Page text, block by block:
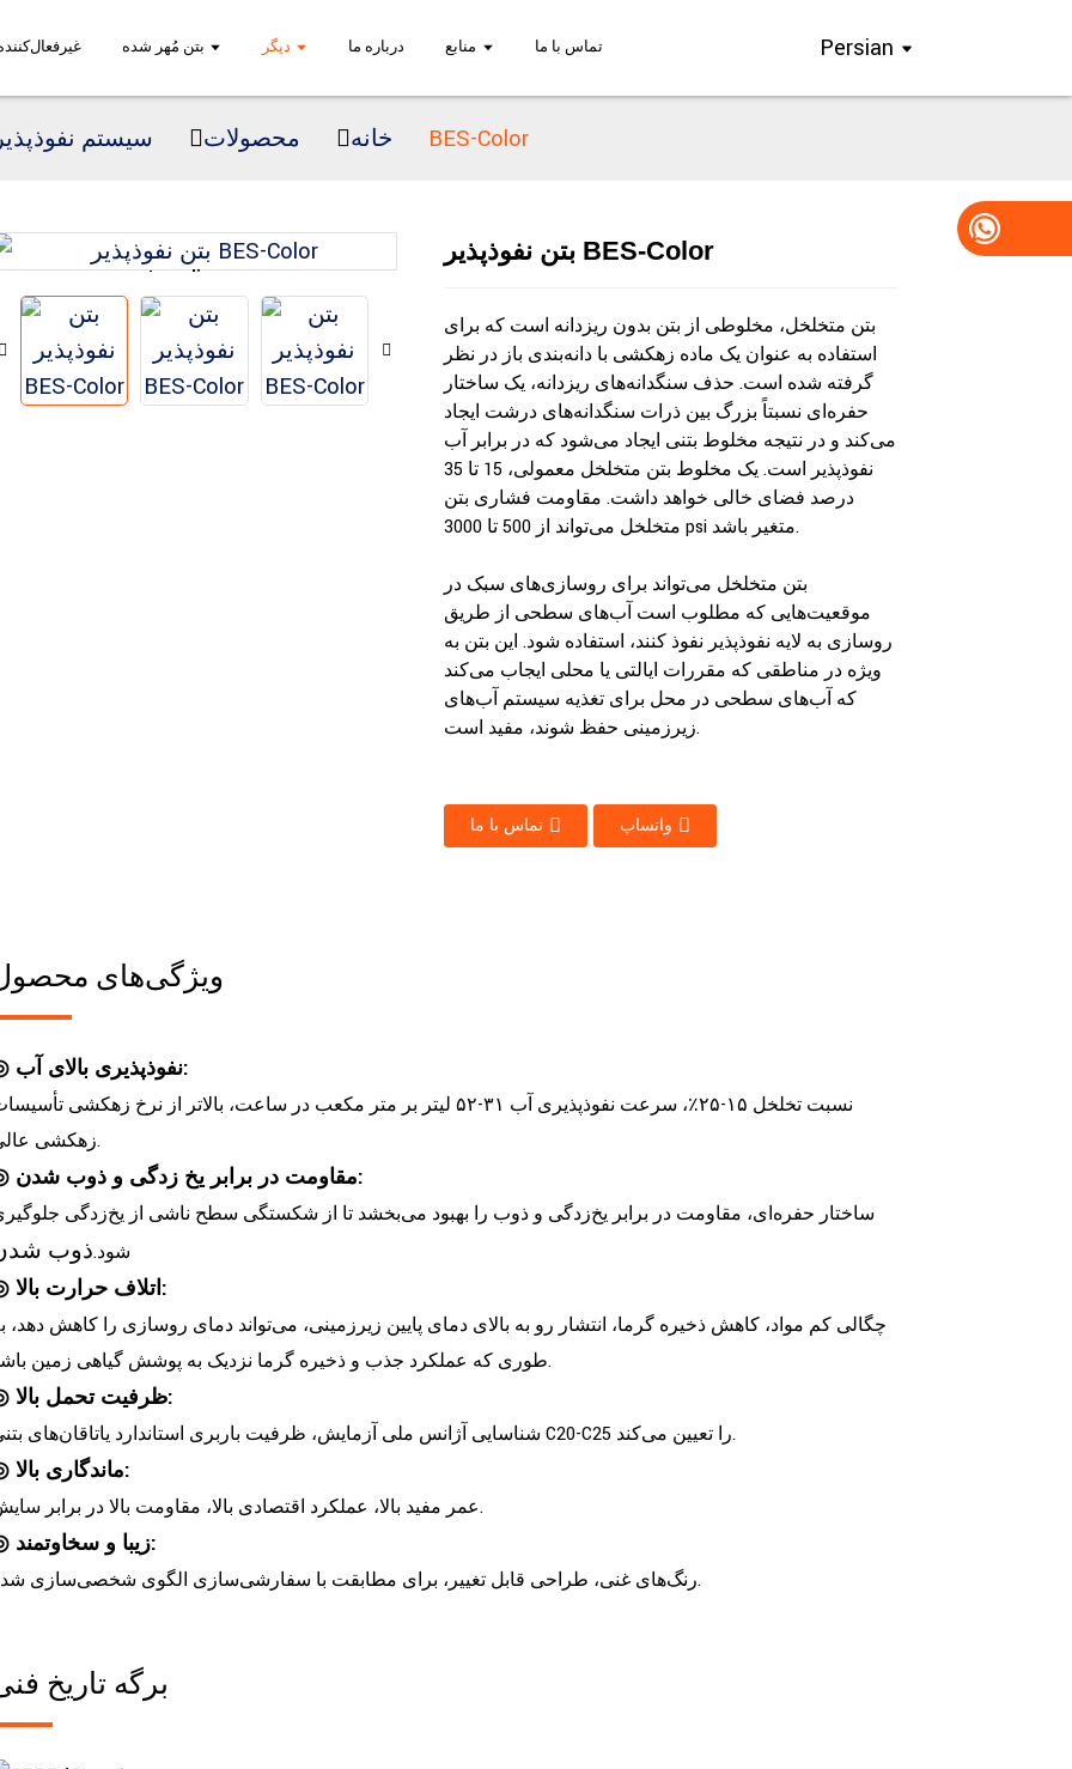
بتن مُهر شده دیگر درباره ما منابع تماس با ما Persian
خانه محصولات سیستم نفوذپذیر بتن نفوذپذیر BES-Color
Loading...
Loading...
بتن نفوذپذیر BES-Color
بتن متخلخل، مخلوطی از بتن بدون ریزدانه است که برای
استفاده به عنوان یک ماده زهکشی با دانه‌بندی باز در نظر
گرفته شده است. حذف سنگدانه‌های ریزدانه، یک ساختار
حفره‌ای نسبتاً بزرگ بین ذرات سنگدانه‌های درشت ایجاد
می‌کند و در نتیجه مخلوط بتنی ایجاد می‌شود که در برابر آب
نفوذپذیر است. یک مخلوط بتن متخلخل معمولی، 15 تا 35
درصد فضای خالی خواهد داشت. مقاومت فشاری بتن
متخلخل می‌تواند از 500 تا 3000 psi متغیر باشد.
بتن متخلخل می‌تواند برای روسازی‌های سبک در
موقعیت‌هایی که مطلوب است آب‌های سطحی از طریق
روسازی به لایه نفوذپذیر نفوذ کنند، استفاده شود. این بتن به
ویژه در مناطقی که مقررات ایالتی یا محلی ایجاب می‌کند
که آب‌های سطحی در محل برای تغذیه سیستم آب‌های
زیرزمینی حفظ شوند، مفید است.
تماس با ما واتساپ
ویژگی‌های
◎ نفوذپذیری بالای آب:
نسبت تخلخل ۱۵-۲۵٪، سرعت نفوذپذیری آب ۳۱-۵۲ لیتر بر متر مکعب در ساعت، بالاتر از نرخ زهکشی
زهکشی عالی.
◎ مقاومت در برابر یخ زدگی و ذوب شدن:
ساختار حفره‌ای، مقاومت در برابر یخ‌زدگی و ذوب را بهبود می‌بخشد تا از شکستگی سطح ناشی از یخ‌زدگی
شود.ذوب
◎ اتلاف حرارت بالا:
چگالی کم مواد، کاهش ذخیره گرما، انتشار رو به بالای دمای پایین زیرزمینی، می‌تواند دمای روسازی را کاهش دهد،
طوری که عملکرد جذب و ذخیره گرما نزدیک به پوشش گیاهی زمین باشد.
◎ ظرفیت تحمل بالا:
شناسایی آژانس ملی آزمایش، ظرفیت باربری استاندارد یاتاقان‌های بتنی C20-C25 را تعیین می‌کند.
◎ ماندگاری بالا:
عمر مفید بالا، عملکرد اقتصادی بالا، مقاومت بالا در برابر سایش.
◎ زیبا و سخاوتمند:
رنگ‌های غنی، طراحی قابل تغییر، برای مطابقت با سفارشی‌سازی الگوی شخصی‌سازی شده.
برگه تاریخ